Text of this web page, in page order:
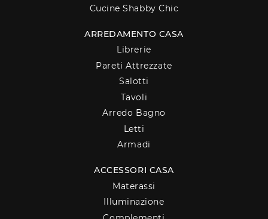
Cucine Shabby Chic
ARREDAMENTO CASA
Librerie
Pareti Attrezzate
Salotti
Tavoli
Arredo Bagno
Letti
Armadi
ACCESSORI CASA
Materassi
Illuminazione